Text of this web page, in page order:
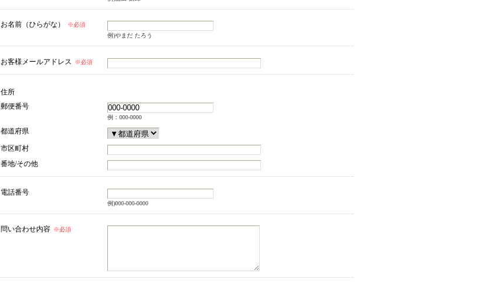
お名前（ひらがな）
※必須
例)やまだ たろう
お客様メールアドレス ※必須
住所
郵便番号
例：000-0000
都道府県
市区町村
番地/その他
電話番号
例)000-000-0000
問い合わせ内容 ※必須